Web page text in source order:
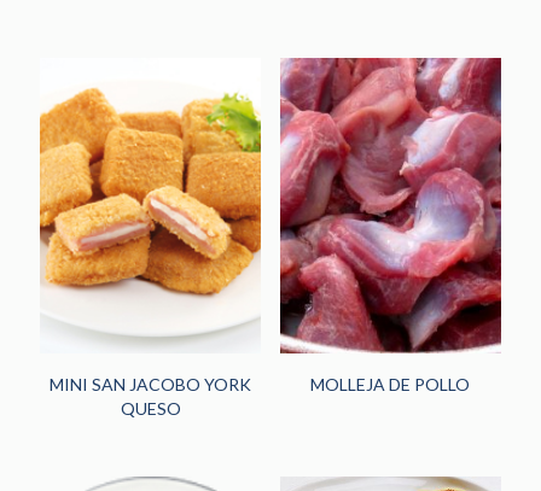
MINI SAN JACOBO YORK
QUESO
MOLLEJA DE POLLO